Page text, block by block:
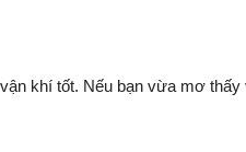
khí tốt. Nếu bạn vừa mơ